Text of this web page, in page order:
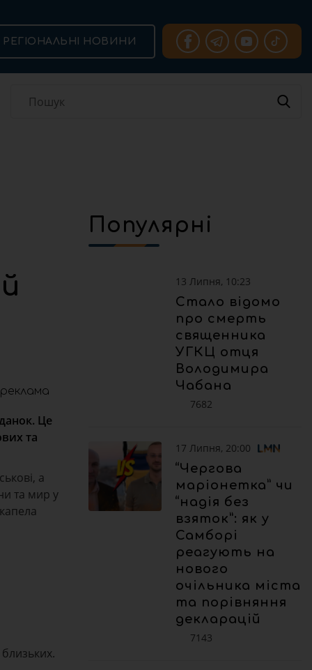
РЕГІОНАЛЬНІ НОВИНИ
реклама
Це
та
а
та мир у
Популярні
13 Липня, 10:23
Стало відомо
про смерть
священника
УГКЦ отця
Володимира
Чабана
7682
17 Липня, 20:00
“Чергова
маріонетка” чи
“надія без
взяток”: як у
Самборі
реагують на
нового
очільника міста
та порівняння
декларацій
7143